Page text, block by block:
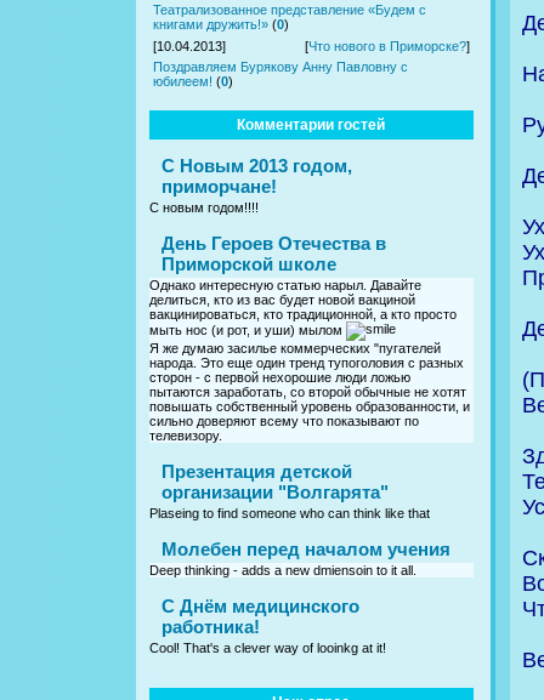
Театрализованное представление «Будем с
книгами дружить!» (0)
[10.04.2013]
[Что нового в Приморске?]
Поздравляем Бурякову Анну Павловну с
юбилеем! (0)
Комментарии гостей
С Новым 2013 годом,
приморчане!
С новым годом!!!!
День Героев Отечества в
Приморской школе
Однако интересную статью нарыл. Давайте
делиться, кто из вас будет новой вакциной
вакцинироваться, кто традиционной, а кто просто
мыть нос (и рот, и уши) мылом
Я же думаю засилье коммерческих "пугателей
народа. Это еще один тренд тупоголовия с разных
сторон - с первой нехорошие люди ложью
пытаются заработать, со второй обычные не хотят
повышать собственный уровень образованности, и
сильно доверяют всему что показывают по
телевизору.
Презентация детской
организации "Волгарята"
Plaseing to find someone who can think like that
Молебен перед началом учения
Deep thinking - adds a new dmiensoin to it all.
C Днём медицинского
работника!
Cool! That's a clever way of looinkg at it!